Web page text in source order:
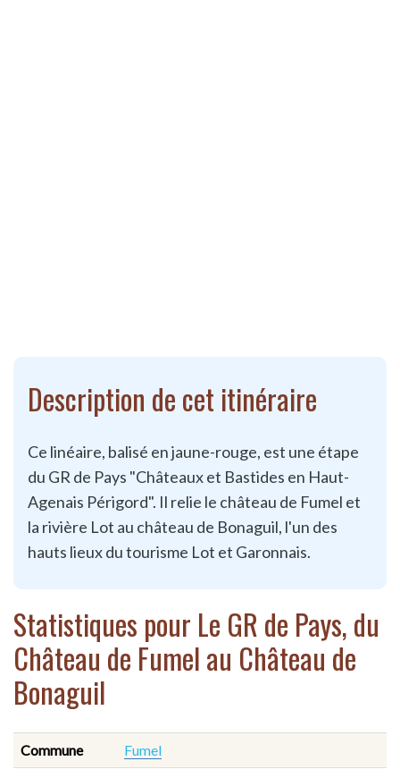
Description de cet itinéraire
Ce linéaire, balisé en jaune-rouge, est une étape
du GR de Pays "Châteaux et Bastides en Haut-
Agenais Périgord". Il relie le château de Fumel et
la rivière Lot au château de Bonaguil, l'un des
hauts lieux du tourisme Lot et Garonnais.
Statistiques pour Le GR de Pays, du
Château de Fumel au Château de
Bonaguil
Commune Fumel